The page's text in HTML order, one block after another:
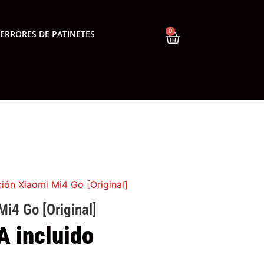
ERRORES DE PATINETES 0
Xiaomi Mi4 Go [Original]
Go [Original]
incluido